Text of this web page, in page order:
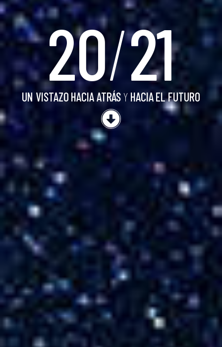
20/21
UN VISTAZO HACIA ATRÁSY HACIA EL FUTURO